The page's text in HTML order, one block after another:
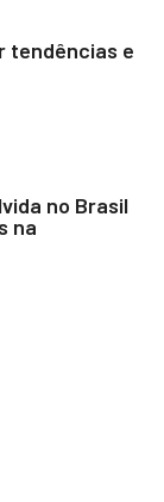
tendências e
no Brasil
na